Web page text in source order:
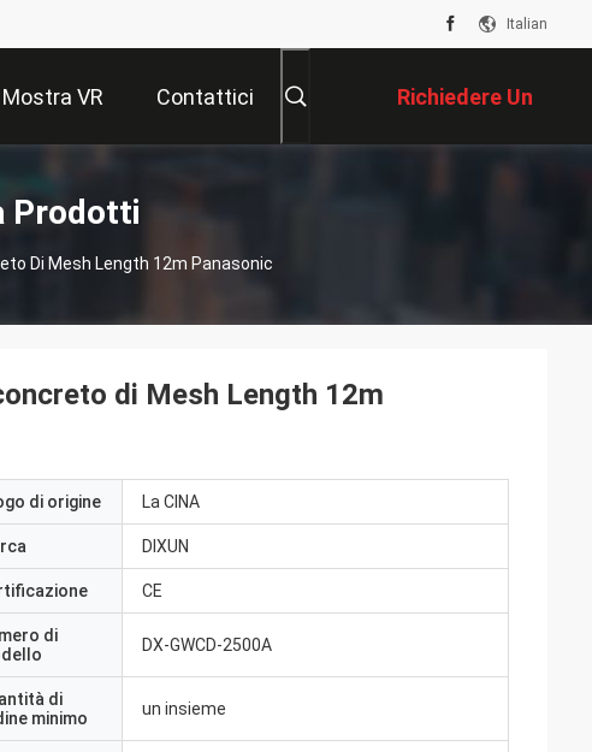
Italian
Mostra VR Contattici Richiedere Un
Preventivo
Prodotti
Di Mesh Length 12m Panasonic
di Mesh Length 12m
di origine La CINA
DIXUN
CE
di
DX-GWCD-2500A
di
minimo
un insieme